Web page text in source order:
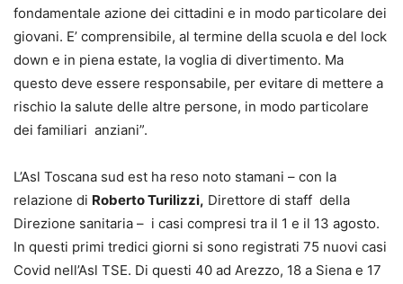
fondamentale azione dei cittadini e in modo particolare dei
giovani. E’ comprensibile, al termine della scuola e del lock
down e in piena estate, la voglia di divertimento. Ma
questo deve essere responsabile, per evitare di mettere a
rischio la salute delle altre persone, in modo particolare
dei familiari anziani”.
L’Asl Toscana sud est ha reso noto stamani – con la
relazione di Roberto Turilizzi, Direttore di staff della
Direzione sanitaria – i casi compresi tra il 1 e il 13 agosto.
In questi primi tredici giorni si sono registrati 75 nuovi casi
Covid nell’Asl TSE. Di questi 40 ad Arezzo, 18 a Siena e 17